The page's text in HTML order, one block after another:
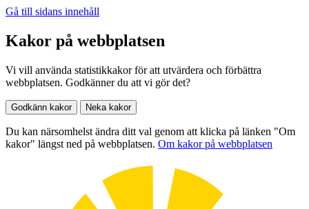
Gå till sidans innehåll
Kakor på webbplatsen
Vi vill använda statistikkakor för att utvärdera och förbättra
webbplatsen. Godkänner du att vi gör det?
Godkänn kakor Neka kakor
Du kan närsomhelst ändra ditt val genom att klicka på länken "Om
kakor" längst ned på webbplatsen. Om kakor på webbplatsen